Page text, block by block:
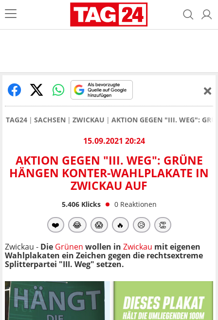
TAG24 SACHSEN ZWICKAU AKTION GEGEN "III. WEG":
15.09.2021 20:24
AKTION GEGEN "III. WEG": GRÜNE
HÄNGEN KONTER-WAHLPLAKATE IN
ZWICKAU AUF
5.406Klicks 0 Reaktionen
❤️ 😂 😱 🔥 😥 👏
Zwickau - Die Grünen wollen in Zwickau mit eigenen
Wahlplakaten ein Zeichen gegen die rechtsextreme
Splitterpartei "III. Weg" setzen.